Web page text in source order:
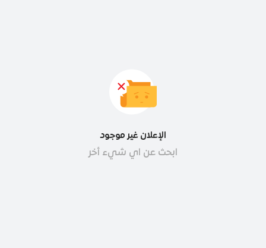
الإعلان غير موجود
ابحث عن اي شيء أخر